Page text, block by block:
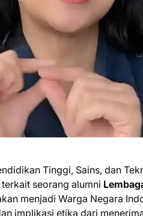
Tinggi, Sains, dan
seorang alumni
menjadi Warga Negara
implikasi etika dari